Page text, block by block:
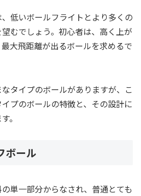
低いボールフライトとより多くの
むでしょう。初心者は、高く上が
大飛距離が出るボールを求めるで
タイプのボールがありますが、こ
プのボールの特徴と、その設計に
。
ボール
単一部分からなされ、普通とても